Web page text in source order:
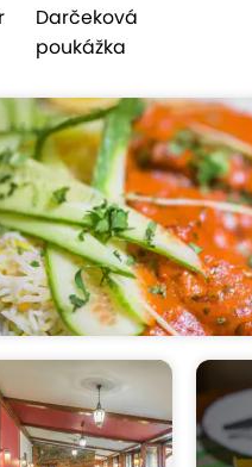
Darčeková
poukážka